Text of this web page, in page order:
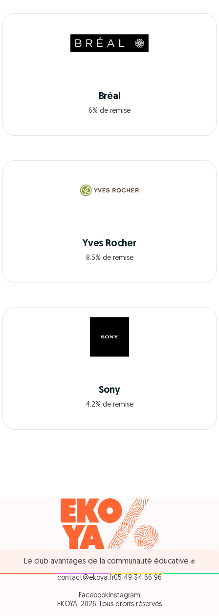
Bréal
6% de remise
Yves Rocher
8.5% de remise
Sony
4.2% de remise
Le club avantages de la communauté éducative ✊
contact@ekoya.fr05 49 34 66 96
FacebookInstagram
EKOYA, 2026 Tous droits réservés